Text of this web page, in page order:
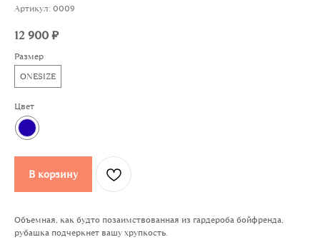
Артикул: 0009
12 900₽
Размер
ONESIZE
Цвет
В корзину
Объемная, как будто позаимствованная из гардероба бойфренда,
рубашка подчеркнет вашу хрупкость.